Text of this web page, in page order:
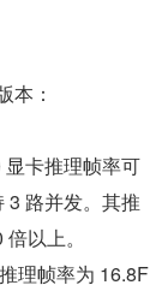
本：
显卡推理帧率可
3 路并发。其推
以上。
理帧率为 16.8F